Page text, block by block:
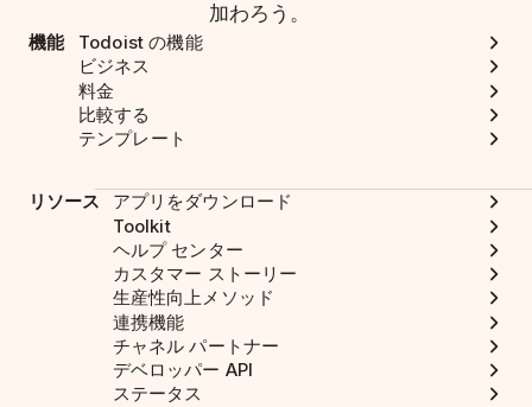
加わろう。
機能
Todoist の機能
ビジネス
料金
比較する
テンプレート
リソース
アプリをダウンロード
Toolkit
ヘルプ センター
カスタマー ストーリー
生産性向上メソッド
連携機能
チャネル パートナー
デベロッパー API
ステータス